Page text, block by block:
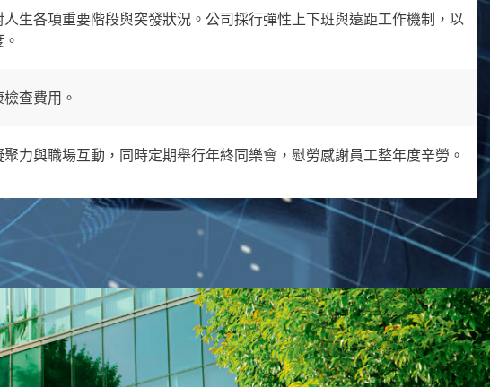
生各項重要階段與突發狀況。公司採行彈性上下班與遠距工作機制，以
查費用。
力與職場互動，同時定期舉行年終同樂會，慰勞感謝員工整年度辛勞。